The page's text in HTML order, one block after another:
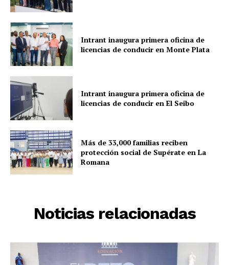
Intrant inaugura primera oficina de
licencias de conducir en Monte Plata
Intrant inaugura primera oficina de
licencias de conducir en El Seibo
Más de 33,000 familias reciben
protección social de Supérate en La
Romana
Noticias relacionadas